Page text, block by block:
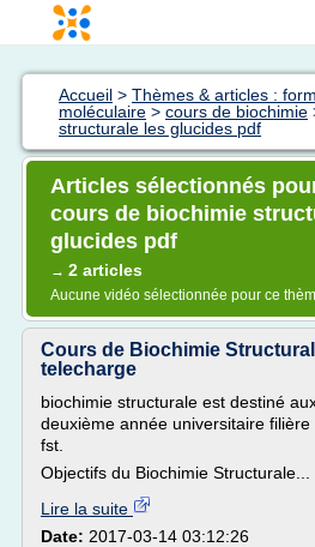
Accueil > Thèmes & articles :
moléculaire > cours de biochimie
structurale les glucides pdf
Articles sélectionnés
cours de biochimie
glucides pdf
→ 2 articles
Aucune vidéo sélectionnée pour ce
Cours de Biochimie
telecharge
biochimie structurale est destiné
deuxième année universitaire
fst.
Objectifs du Biochimie Structurale...
Lire la suite
Date: 2017-03-14 03:12:26